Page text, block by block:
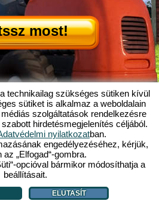
most!
az Én Kicsi Tanyám?|
játéknak a történetét!| Ami rád vár...|
nyilatkozat|Szabályzat|Fórum|
2 App|Google Play|App Store
- Upjers.com|Sütik kezelése
a technikailag szükséges sütiken kívül
sütiket is alkalmaz a weboldalain
szolgáltatások rendelkezésre
hirdetésmegjelenítés céljából.
nyilatkozatban.
engedélyezéséhez, kérjük,
az „Elfogad“-gombra.
opcióval bármikor módosíthatja a
beállításait.
ELUTASÍT